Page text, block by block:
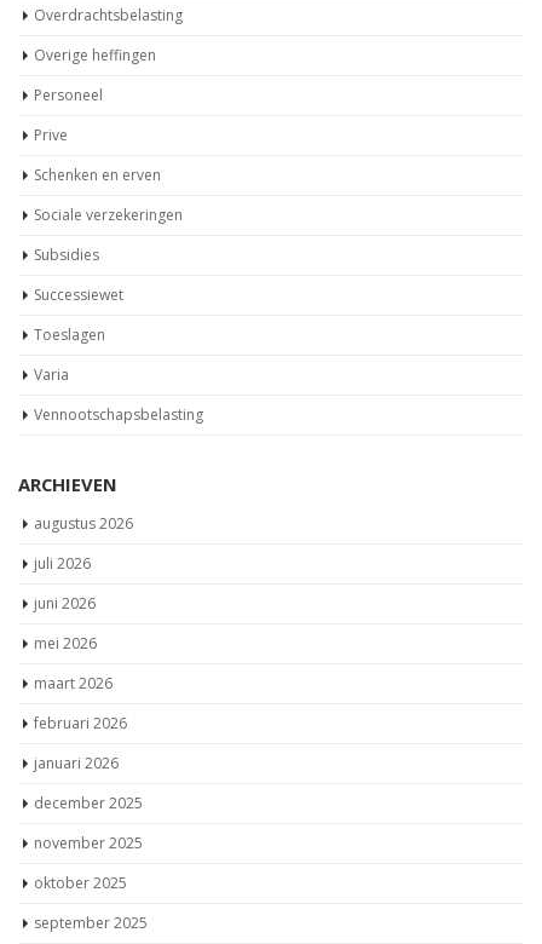
Overdrachtsbelasting
Overige heffingen
Personeel
Prive
Schenken en erven
Sociale verzekeringen
Subsidies
Successiewet
Toeslagen
Varia
Vennootschapsbelasting
ARCHIEVEN
augustus 2026
juli 2026
juni 2026
mei 2026
maart 2026
februari 2026
januari 2026
december 2025
november 2025
oktober 2025
september 2025